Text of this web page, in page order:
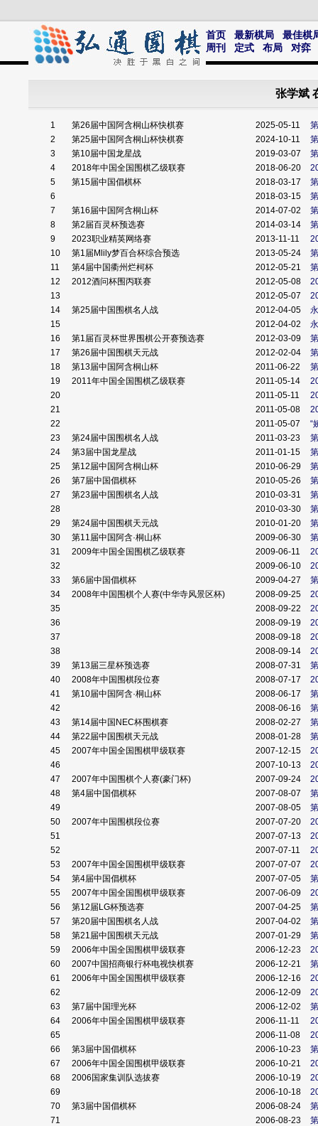
首页 最新棋局
最佳棋
周刊
定式 布局 对弈
张学斌
1 第26届中国阿含桐山杯快棋赛 2025-05-11
2
第25届中国阿含桐山杯快棋赛 2024-10-11
3
第10届中国龙星战 2019-03-07
4
2018年中国全国围棋乙级联赛 2018-06-20
5
第15届中国倡棋杯 2018-03-17
6
2018-03-15
7
第16届中国阿含桐山杯 2014-07-02
8
第2届百灵杯预选赛 2014-03-14
9
2023职业精英网络赛 2013-11-11
10
第1届Mlily梦百合杯综合预选 2013-05-24
11
第4届中国衢州烂柯杯 2012-05-21
12
2012酒问杯围丙联赛 2012-05-08
13
2012-05-07
14
第25届中国围棋名人战 2012-04-05
15
2012-04-02
16
第1届百灵杯世界围棋公开赛预选赛 2012-03-09
17
第26届中国围棋天元战 2012-02-04
18
第13届中国阿含桐山杯 2011-06-22
19
2011年中国全国围棋乙级联赛 2011-05-14
20
2011-05-11
21
2011-05-08
22
2011-05-07
“
23
第24届中国围棋名人战 2011-03-23
24
第3届中国龙星战 2011-01-15
25
第12届中国阿含桐山杯 2010-06-29
26
第7届中国倡棋杯 2010-05-26
27
第23届中国围棋名人战 2010-03-31
28
2010-03-30
29
第24届中国围棋天元战 2010-01-20
30
第11届中国阿含·桐山杯 2009-06-30
31
2009年中国全国围棋乙级联赛 2009-06-11
32
2009-06-10
33
第6届中国倡棋杯 2009-04-27
34
2008年中国围棋个人赛(中华寺风景区杯) 2008-09-25
35
2008-09-22
36
2008-09-19
37
2008-09-18
38
2008-09-14
39
第13届三星杯预选赛 2008-07-31
40
2008年中国围棋段位赛 2008-07-17
41
第10届中国阿含·桐山杯 2008-06-17
42
2008-06-16
43
第14届中国NEC杯围棋赛 2008-02-27
44
第22届中国围棋天元战 2008-01-28
45
2007年中国全国围棋甲级联赛 2007-12-15
46
2007-10-13
47
2007年中国围棋个人赛(豪门杯) 2007-09-24
48
第4届中国倡棋杯 2007-08-07
49
2007-08-05
50
2007年中国围棋段位赛 2007-07-20
51
2007-07-13
52
2007-07-11
53
2007年中国全国围棋甲级联赛 2007-07-07
54
第4届中国倡棋杯 2007-07-05
55
2007年中国全国围棋甲级联赛 2007-06-09
56
第12届LG杯预选赛 2007-04-25
57
第20届中国围棋名人战 2007-04-02
58
第21届中国围棋天元战 2007-01-29
59
2006年中国全国围棋甲级联赛 2006-12-23
60
2007中国招商银行杯电视快棋赛 2006-12-21
61
2006年中国全国围棋甲级联赛 2006-12-16
62
2006-12-09
63
第7届中国理光杯 2006-12-02
64
2006年中国全国围棋甲级联赛 2006-11-11
65
2006-11-08
66
第3届中国倡棋杯 2006-10-23
67
2006年中国全国围棋甲级联赛 2006-10-21
68
2006国家集训队选拔赛 2006-10-19
69
2006-10-18
70
第3届中国倡棋杯 2006-08-24
71
2006-08-23